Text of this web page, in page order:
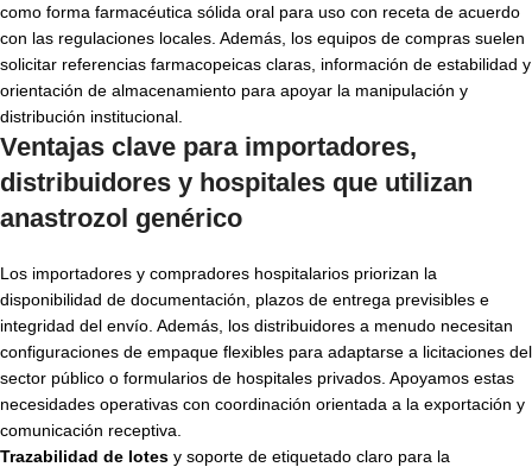
como forma farmacéutica sólida oral para uso con receta de acuerdo
con las regulaciones locales. Además, los equipos de compras suelen
solicitar referencias farmacopeicas claras, información de estabilidad y
orientación de almacenamiento para apoyar la manipulación y
distribución institucional.
Ventajas clave para importadores,
distribuidores y hospitales que utilizan
anastrozol genérico
Los importadores y compradores hospitalarios priorizan la
disponibilidad de documentación, plazos de entrega previsibles e
integridad del envío. Además, los distribuidores a menudo necesitan
configuraciones de empaque flexibles para adaptarse a licitaciones del
sector público o formularios de hospitales privados. Apoyamos estas
necesidades operativas con coordinación orientada a la exportación y
comunicación receptiva.
Trazabilidad de lotes y soporte de etiquetado claro para la